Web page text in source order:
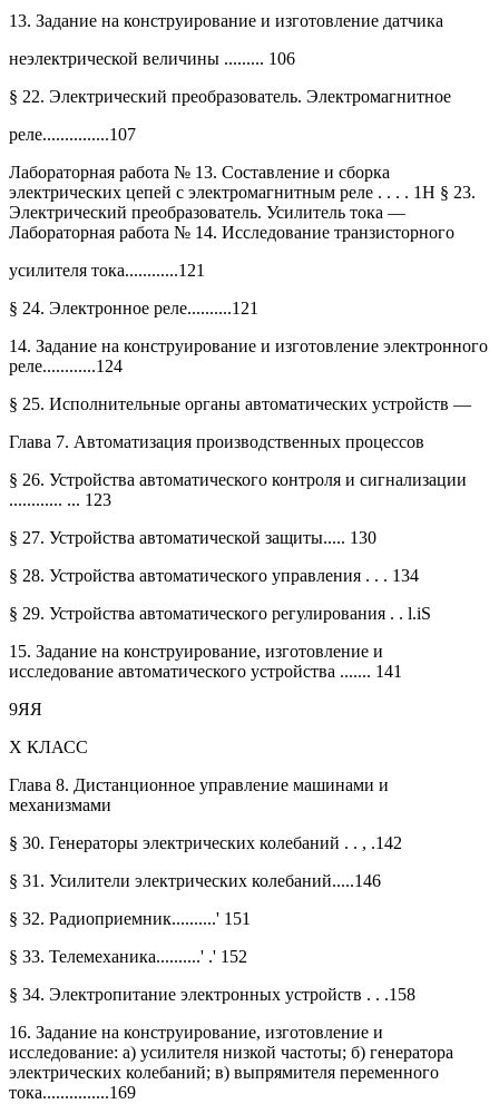
13. Задание на конструирование и изготовление датчика
неэлектрической величины ......... 106
§ 22. Электрический преобразователь. Электромагнитное
реле...............107
Лабораторная работа № 13. Составление и сборка
электрических цепей с электромагнитным реле . . . . 1Н § 23.
Электрический преобразователь. Усилитель тока —
Лабораторная работа № 14. Исследование транзисторного
усилителя тока............121
§ 24. Электронное реле..........121
14. Задание на конструирование и изготовление электронного
реле............124
§ 25. Исполнительные органы автоматических устройств —
Глава 7. Автоматизация производственных процессов
§ 26. Устройства автоматического контроля и сигнализации
............ ... 123
§ 27. Устройства автоматической защиты..... 130
§ 28. Устройства автоматического управления . . . 134
§ 29. Устройства автоматического регулирования . . l.iS
15. Задание на конструирование, изготовление и
исследование автоматического устройства ....... 141
9ЯЯ
X КЛАСС
Глава 8. Дистанционное управление машинами и
механизмами
§ 30. Генераторы электрических колебаний . . , .142
§ 31. Усилители электрических колебаний.....146
§ 32. Радиоприемник..........' 151
§ 33. Телемеханика..........' .' 152
§ 34. Электропитание электронных устройств . . .158
16. Задание на конструирование, изготовление и
исследование: а) усилителя низкой частоты; б) генератора
электрических колебаний; в) выпрямителя переменного
тока...............169